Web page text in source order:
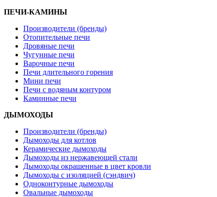
ПЕЧИ-КАМИНЫ
Производители (бренды)
Отопительные печи
Дровяные печи
Чугунные печи
Варочные печи
Печи длительного горения
Мини печи
Печи с водяным контуром
Каминные печи
ДЫМОХОДЫ
Производители (бренды)
Дымоходы для котлов
Керамические дымоходы
Дымоходы из нержавеющей стали
Дымоходы окрашенные в цвет кровли
Дымоходы с изоляцией (сэндвич)
Одноконтурные дымоходы
Овальные дымоходы